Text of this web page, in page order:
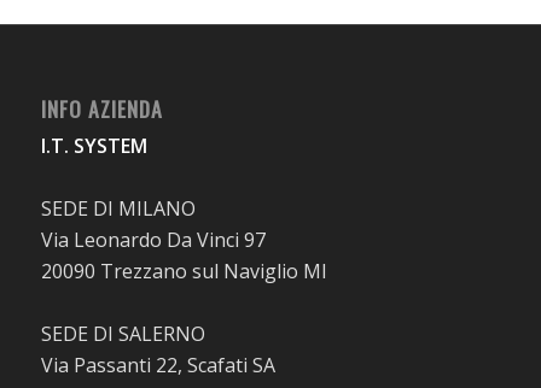
INFO AZIENDA
I.T. SYSTEM
SEDE DI MILANO
Via Leonardo Da Vinci 97
20090 Trezzano sul Naviglio MI
SEDE DI SALERNO
Via Passanti 22, Scafati SA